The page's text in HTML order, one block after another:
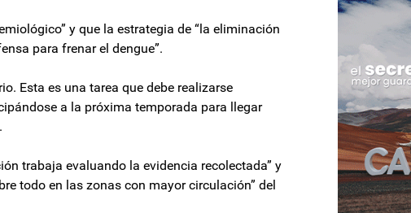
y que la estrategia de “la eliminación
para frenar el dengue”.
Esta es una tarea que debe realizarse
a la próxima temporada para llegar
trabaja evaluando la evidencia recolectada” y
todo en las zonas con mayor circulación” del